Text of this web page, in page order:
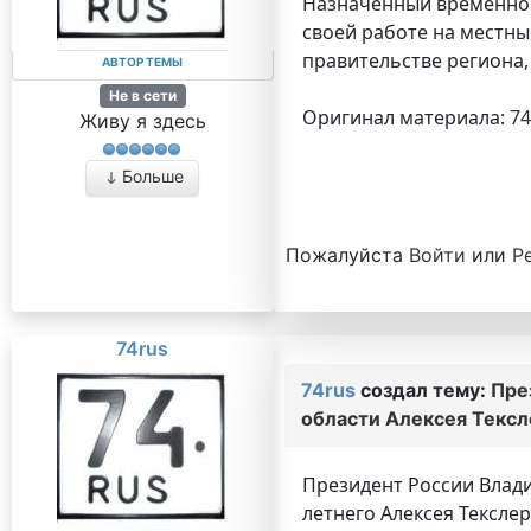
АВТОР ТЕМЫ
Не в сети
Живу я здесь
Больше
своей работе на
правительстве
Оригинал материала:
Пожалуйста Войти или
74rus
74rusсоздал тему:
области Алексея
Президент России
летнего Алексея